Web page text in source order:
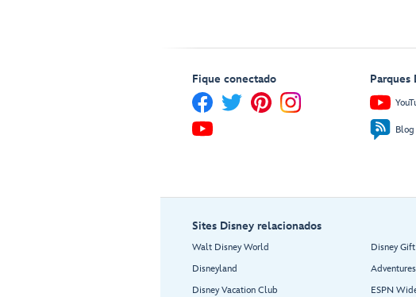
Fique conectado Parques
Blog
Sites Disney relacionados
Walt Disney World
Disneyland
Disney Vacation Club
Disney
ESPN